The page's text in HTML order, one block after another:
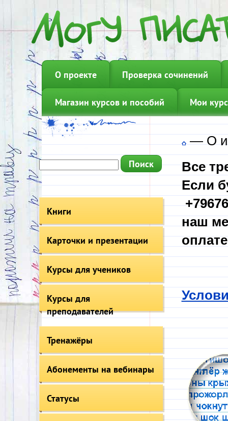
О проекте Проверка сочинений
Магазин курсов и пособий Мои
Книги
Карточки и презентации
Курсы для учеников
Курсы для
преподавателей
Тренажёры
Абонементы на вебинары
Статусы
—О
Все
Если
наш